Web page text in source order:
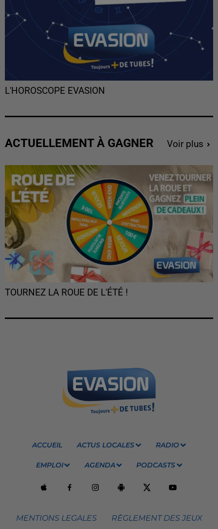
L'HOROSCOPE EVASION
ACTUELLEMENT À GAGNER Voir plus
TOURNEZ LA ROUE DE L'ÉTÉ !
ACCUEIL ACTUS LOCALES RADIO
EMPLOI AGENDA PODCASTS
MENTIONS LEGALES RÈGLEMENT DES JEUX